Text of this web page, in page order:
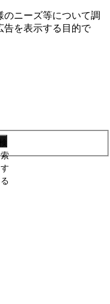
ニーズ等について調
告を表⽰する⽬的で
索
す
る